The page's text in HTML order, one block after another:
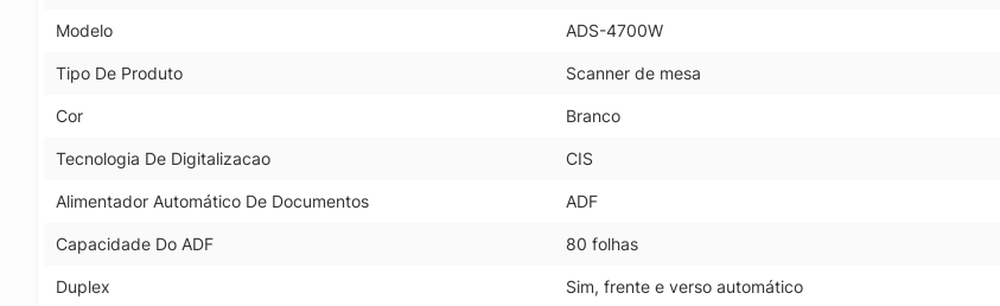
Modelo ADS-4700W
Tipo De Produto Scanner de mesa
Cor Branco
Tecnologia De Digitalizacao CIS
Alimentador Automático De Documentos ADF
Capacidade Do ADF 80 folhas
Duplex Sim, frente e verso automático